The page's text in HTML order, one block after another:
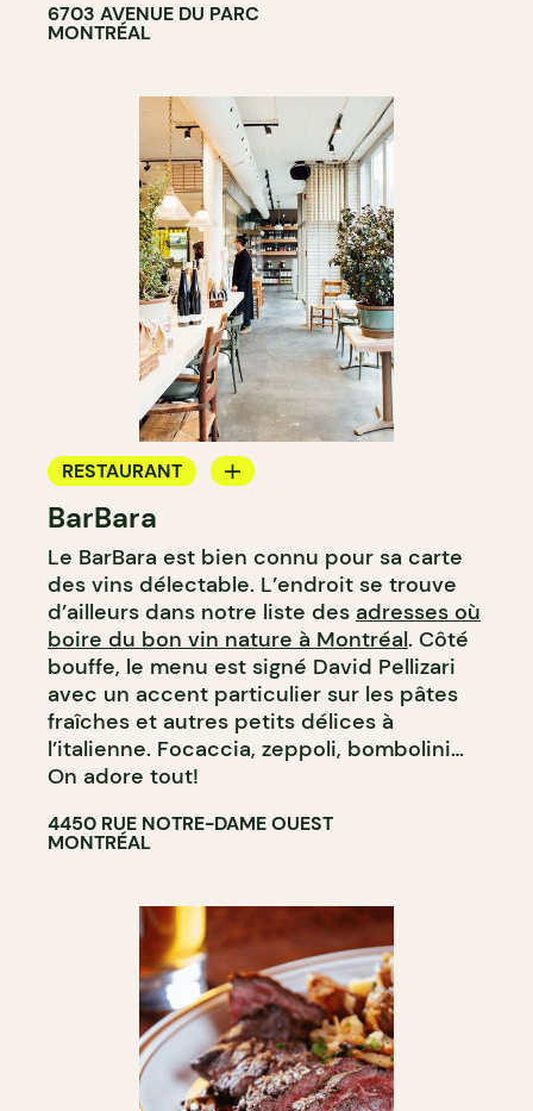
6703 AVENUE DU PARC
MONTRÉAL
RESTAURANT
CAFÉ
BAR À VIN
BAR À COCKTAIL
BarBara
Le BarBara est bien connu pour sa carte
des vins délectable. L’endroit se trouve
d’ailleurs dans notre liste des adresses où
boire du bon vin nature à Montréal. Côté
bouffe, le menu est signé David Pellizari
avec un accent particulier sur les pâtes
fraîches et autres petits délices à
l’italienne. Focaccia, zeppoli, bombolini…
On adore tout!
4450 RUE NOTRE-DAME OUEST
MONTRÉAL